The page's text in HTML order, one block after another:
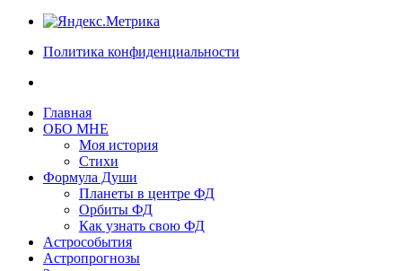
Политика конфиденциальности
Главная
ОБО МНЕ
Моя история
Стихи
Формула Души
Планеты в центре ФД
Орбиты ФД
Как узнать свою ФД
Астрособытия
Астропрогнозы